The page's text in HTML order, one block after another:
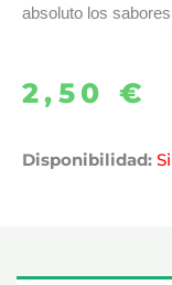
absoluto los
2,50 €
Disponibilidad: